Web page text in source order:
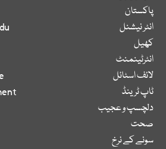
پاکستان
انٹر نیشنل
کھیل
انٹرٹینمنٹ
لائف اسٹائل
ٹاپ ٹرینڈ
دلچسپ و عجیب
صحت
سونے کے نرخ